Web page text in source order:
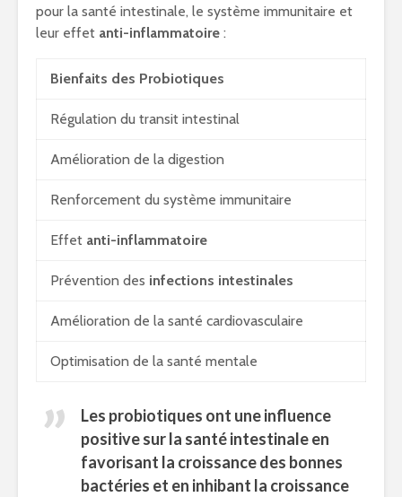
pour la santé intestinale, le système immunitaire et
leur effet anti-inflammatoire :
Bienfaits des Probiotiques
Régulation du transit intestinal
Amélioration de la digestion
Renforcement du système immunitaire
Effet anti-inflammatoire
Prévention des infections intestinales
Amélioration de la santé cardiovasculaire
Optimisation de la santé mentale
Les probiotiques ont une influence
positive sur la santé intestinale en
favorisant la croissance des bonnes
bactéries et en inhibant la croissance